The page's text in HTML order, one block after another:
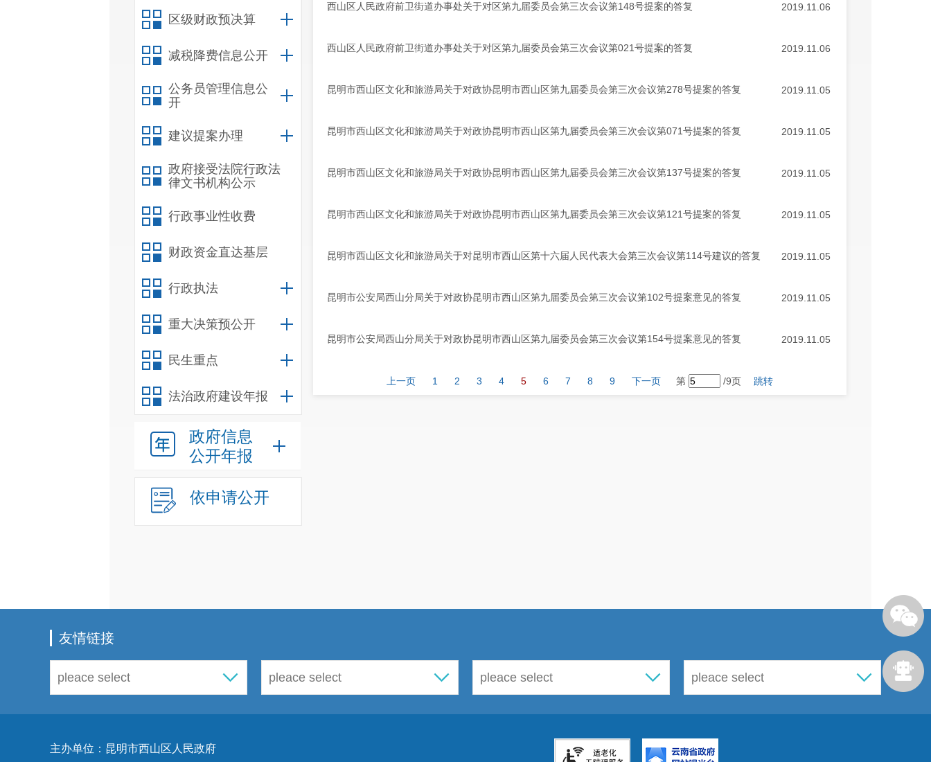
区级财政预决算
减税降费信息公开
公务员管理信息公
开
建议提案办理
政府接受法院行政法
律文书机构公示
行政事业性收费
财政资金直达基层
行政执法
重大决策预公开
民生重点
法治政府建设年报
政府信息
公开年报
依申请公开
西山区人民政府前卫街道办事处关于对区第九届委员会第三次会议第148号提案的答复 2019.11.06
西山区人民政府前卫街道办事处关于对区第九届委员会第三次会议第021号提案的答复 2019.11.06
昆明市西山区文化和旅游局关于对政协昆明市西山区第九届委员会第三次会议第278号提案的答复 2019.11.05
昆明市西山区文化和旅游局关于对政协昆明市西山区第九届委员会第三次会议第071号提案的答复 2019.11.05
昆明市西山区文化和旅游局关于对政协昆明市西山区第九届委员会第三次会议第137号提案的答复 2019.11.05
昆明市西山区文化和旅游局关于对政协昆明市西山区第九届委员会第三次会议第121号提案的答复 2019.11.05
昆明市西山区文化和旅游局关于对昆明市西山区第十六届人民代表大会第三次会议第114号建议的答复 2019.11.05
昆明市公安局西山分局关于对政协昆明市西山区第九届委员会第三次会议第102号提案意见的答复 2019.11.05
昆明市公安局西山分局关于对政协昆明市西山区第九届委员会第三次会议第154号提案意见的答复 2019.11.05
上一页 1 2 3 4 5 6 7 8 9 下一页 第 /9页 跳转
友情链接
主办单位：昆明市西山区人民政府